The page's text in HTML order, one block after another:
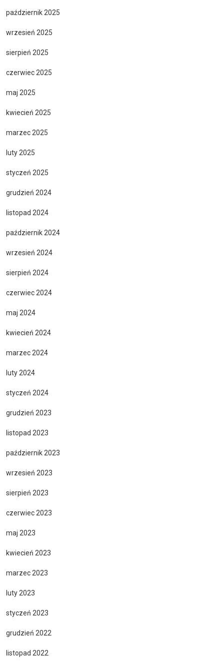
październik 2025
wrzesień 2025
sierpień 2025
czerwiec 2025
maj 2025
kwiecień 2025
marzec 2025
luty 2025
styczeń 2025
grudzień 2024
listopad 2024
październik 2024
wrzesień 2024
sierpień 2024
czerwiec 2024
maj 2024
kwiecień 2024
marzec 2024
luty 2024
styczeń 2024
grudzień 2023
listopad 2023
październik 2023
wrzesień 2023
sierpień 2023
czerwiec 2023
maj 2023
kwiecień 2023
marzec 2023
luty 2023
styczeń 2023
grudzień 2022
listopad 2022